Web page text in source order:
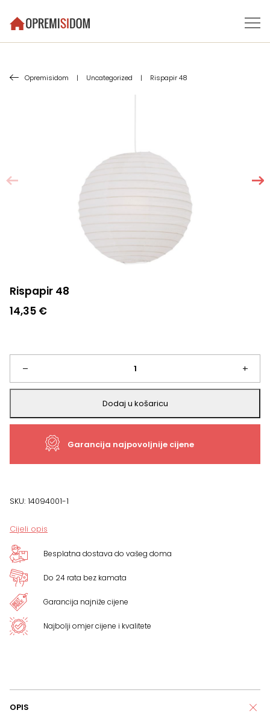
Opremisidom | Uncategorized | Rispapir 48
Rispapir 48
14,35 €
–
Rispapir
48
količina
+
Dodaj u košaricu
Garancija najpovoljnije cijene
SKU: 14094001-1
Cijeli opis
Besplatna dostava do vašeg doma
Do 24 rata bez kamata
Garancija najniže cijene
Najbolji omjer cijene i kvalitete
OPIS